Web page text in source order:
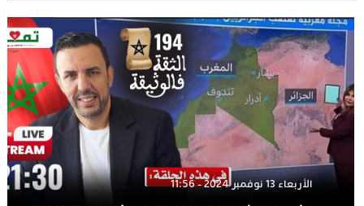
الأربعاء 13 نوفمبر 2024 - 11:56